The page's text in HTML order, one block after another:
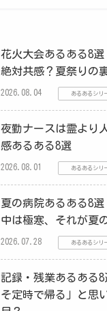
花火大会あるある8
絶対共感？夏祭りの
2026.08.04 あるあるシリ
夜勤ナースは霊より
感あるある8選
2026.08.01 あるあるシリ
夏の病院あるある8選
中は極寒、それが夏
2026.07.28 あるあるシリ
記録・残業あるある8
そ定時で帰る」と思